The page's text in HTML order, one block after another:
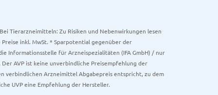
Tierarzneimitteln: Zu Risiken und Nebenwirkungen lesen
inkl. MwSt. * Sparpotential gegenüber der
Informationsstelle für Arzneispezialitäten (IFA GmbH) / nur
AVP ist keine unverbindliche Preisempfehlung der
verbindlichen Arzneimittel Abgabepreis entspricht, zu dem
UVP eine Empfehlung der Hersteller.